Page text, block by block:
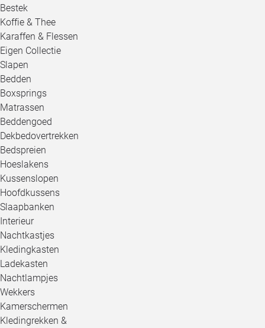
Bestek
Koffie & Thee
Karaffen & Flessen
Eigen Collectie
Slapen
Bedden
Boxsprings
Matrassen
Beddengoed
Dekbedovertrekken
Bedspreien
Hoeslakens
Kussenslopen
Hoofdkussens
Slaapbanken
Interieur
Nachtkastjes
Kledingkasten
Ladekasten
Nachtlampjes
Wekkers
Kamerschermen
Kledingrekken &